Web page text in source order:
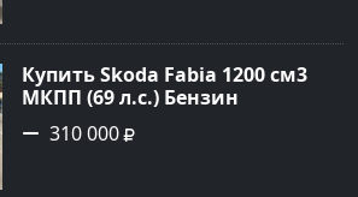
Авторынок23
Купить Skoda Fabia 1200 см3
МКПП (69 л.с.) Бензин
инжектор в Кропоткин: цвет
черный Хетчбэк 2010 года по
310 000